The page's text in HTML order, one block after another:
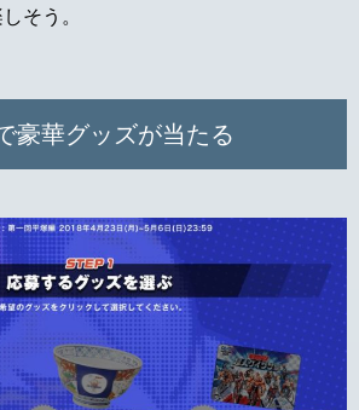
そう。
豪華グッズが当たる